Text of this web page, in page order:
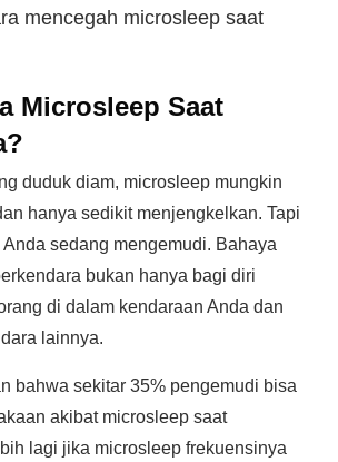
mencegah microsleep saat
Microsleep Saat
duduk diam, microsleep mungkin
hanya sedikit menjengkelkan. Tapi
Anda sedang mengemudi. Bahaya
bukan hanya bagi diri
di dalam kendaraan Anda dan
lainnya.
bahwa sekitar 35% pengemudi bisa
akibat microsleep saat
lagi jika microsleep frekuensinya